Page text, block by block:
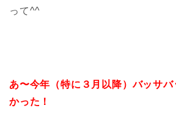
って^^
あ〜今年（特に３月以降）バッサバ
かった！